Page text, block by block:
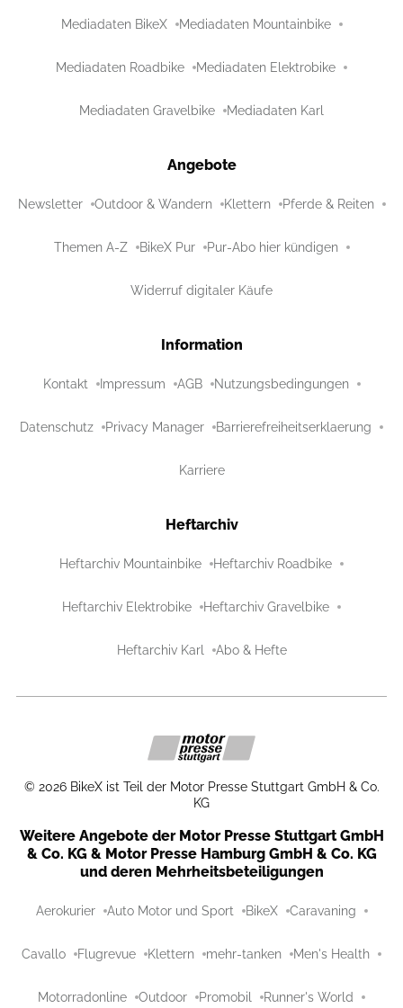
Mediadaten BikeX Mediadaten Mountainbike
Mediadaten Roadbike Mediadaten Elektrobike
Mediadaten Gravelbike Mediadaten Karl
Angebote
Newsletter Outdoor & Wandern Klettern Pferde & Reiten
Themen A-Z BikeX Pur Pur-Abo hier kündigen
Widerruf digitaler Käufe
Information
Kontakt Impressum AGB Nutzungsbedingungen
Datenschutz Privacy Manager Barrierefreiheitserklaerung
Karriere
Heftarchiv
Heftarchiv Mountainbike Heftarchiv Roadbike
Heftarchiv Elektrobike Heftarchiv Gravelbike
Heftarchiv Karl Abo & Hefte
© 2026 BikeX ist Teil der Motor Presse Stuttgart GmbH & Co.
KG
Weitere Angebote der Motor Presse Stuttgart GmbH
& Co. KG & Motor Presse Hamburg GmbH & Co. KG
und deren Mehrheitsbeteiligungen
Aerokurier Auto Motor und Sport BikeX Caravaning
Cavallo Flugrevue Klettern mehr-tanken Men's Health
Motorradonline Outdoor Promobil Runner's World